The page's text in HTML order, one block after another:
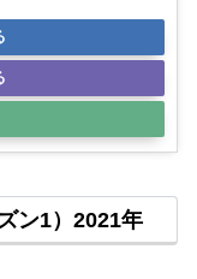
ン1）2021年